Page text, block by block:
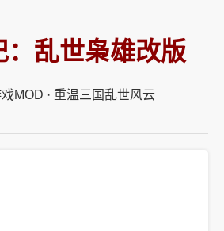
：乱世枭雄改版
MOD · 重温三国乱世风云